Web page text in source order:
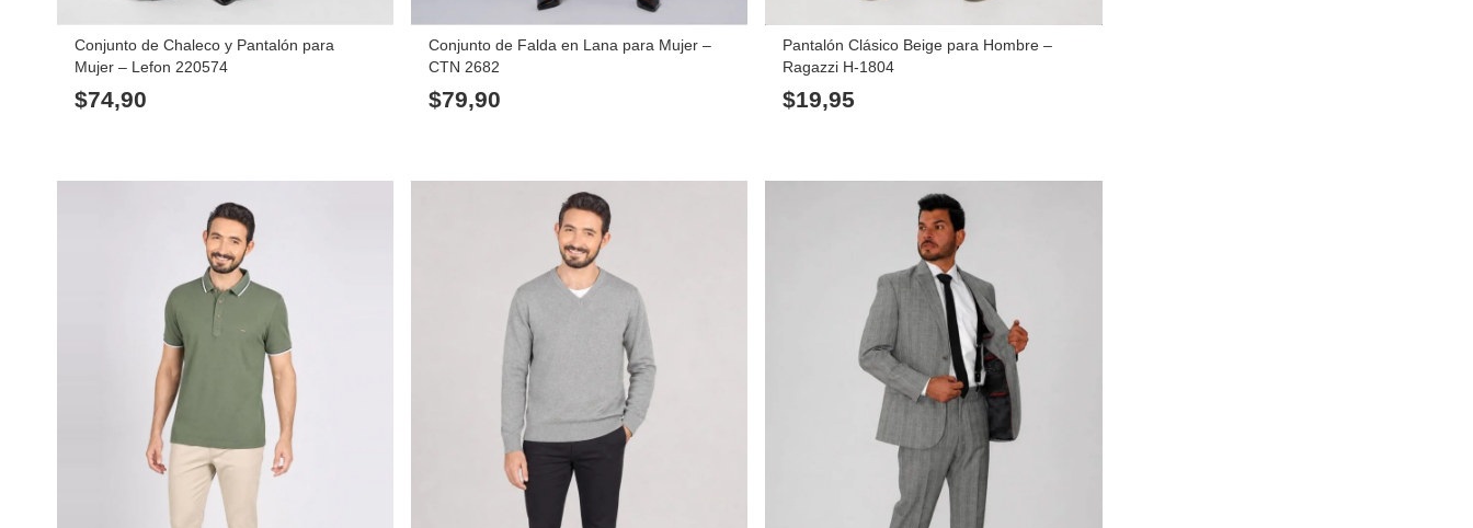
Conjunto de Chaleco y Pantalón para
Mujer – Lefon 220574
$74,90
Conjunto de Falda en Lana para Mujer –
CTN 2682
$79,90
Pantalón Clásico Beige para Hombre –
Ragazzi H-1804
$19,95